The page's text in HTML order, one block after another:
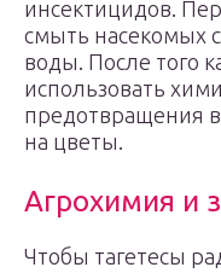
инсектицидов.
смыть насекомых
воды. После того
использовать
предотвращения
на цветы.
Агрохимия и
Чтобы тагетесы